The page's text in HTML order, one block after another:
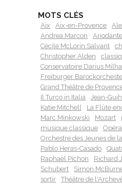
MOTS CLÉS
Aix Aix-en-Provence
Andrea Marcon
Ariodante
Cécile McLorin Salvant
Christopher Alden
Conservatoire Darius
Freiburger
Grand Théâtre de
Il Turco in Italia
Jean-
Katie Mitchell
La Flûte
Marc Minkowski
Mozart
musique classique
Opéra
Orchestre des Jeunes de
Pablo Heras-Casado
Raphaël Pichon
Richard
Schubert
Simon
sortir
Théâtre de